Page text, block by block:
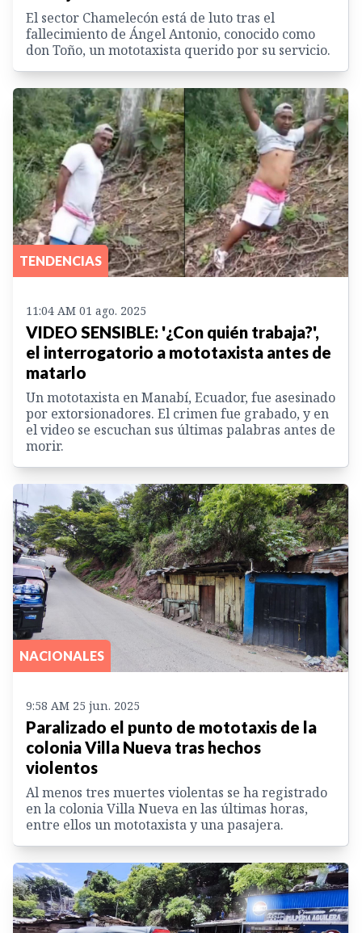
El sector Chamelecón está de luto tras el
fallecimiento de Ángel Antonio, conocido como
don Toño, un mototaxista querido por su servicio.
TENDENCIAS
11:04 AM 01 ago. 2025
VIDEO SENSIBLE: '¿Con quién trabaja?',
el interrogatorio a mototaxista antes de
matarlo
Un mototaxista en Manabí, Ecuador, fue asesinado
por extorsionadores. El crimen fue grabado, y en
el video se escuchan sus últimas palabras antes de
morir.
NACIONALES
9:58 AM 25 jun. 2025
Paralizado el punto de mototaxis de la
colonia Villa Nueva tras hechos
violentos
Al menos tres muertes violentas se ha registrado
en la colonia Villa Nueva en las últimas horas,
entre ellos un mototaxista y una pasajera.